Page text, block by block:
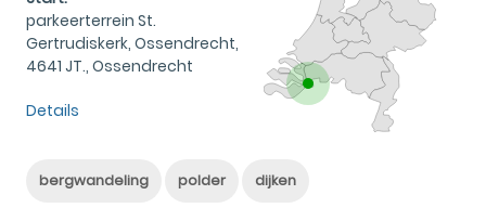
parkeerterrein St.
Gertrudiskerk, Ossendrecht,
4641 JT., Ossendrecht
Details
bergwandeling polder dijken